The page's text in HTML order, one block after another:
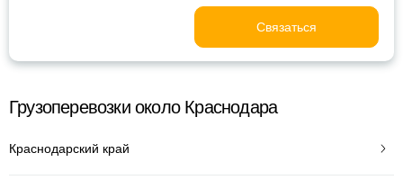
Связаться
Грузоперевозки около Краснодара
Краснодарский край